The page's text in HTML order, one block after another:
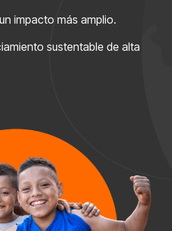
impacto más amplio.
sustentable de alta